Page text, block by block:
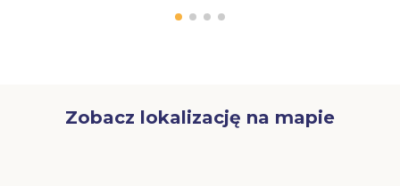
Zobacz lokalizację na mapie